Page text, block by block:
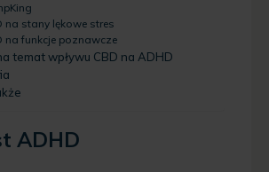
na stany lękowe stres
na funkcje poznawcze
temat wpływu CBD na ADHD
ADHD